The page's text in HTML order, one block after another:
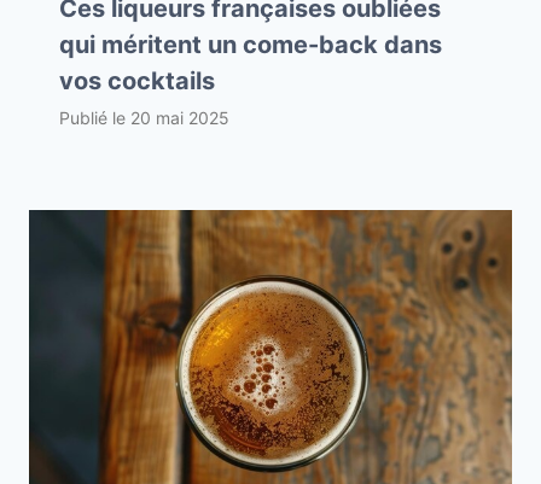
Ces liqueurs françaises oubliées
qui méritent un come-back dans
vos cocktails
Publié le 20 mai 2025